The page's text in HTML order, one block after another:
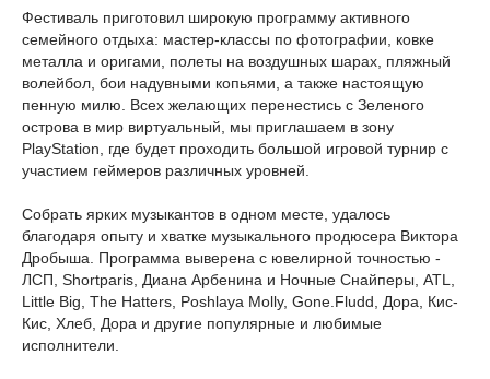
Фестиваль приготовил широкую программу активного
семейного отдыха: мастер-классы по фотографии, ковке
металла и оригами, полеты на воздушных шарах, пляжный
волейбол, бои надувными копьями, а также настоящую
пенную милю. Всех желающих перенестись с Зеленого
острова в мир виртуальный, мы приглашаем в зону
PlayStation, где будет проходить большой игровой турнир с
участием геймеров различных уровней.
Собрать ярких музыкантов в одном месте, удалось
благодаря опыту и хватке музыкального продюсера Виктора
Дробыша. Программа выверена с ювелирной точностью -
ЛСП, Shortparis, Диана Арбенина и Ночные Снайперы, ATL,
Little Big, The Hatters, Poshlaya Molly, Gone.Fludd, Дора, Кис-
Кис, Хлеб, Дора и другие популярные и любимые
исполнители.